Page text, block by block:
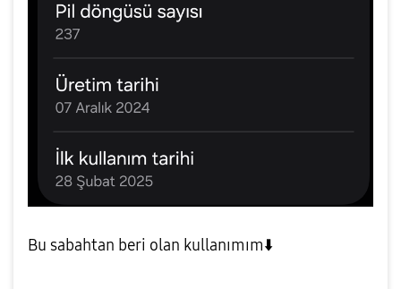
Bu sabahtan beri olan kullanımım⬇️